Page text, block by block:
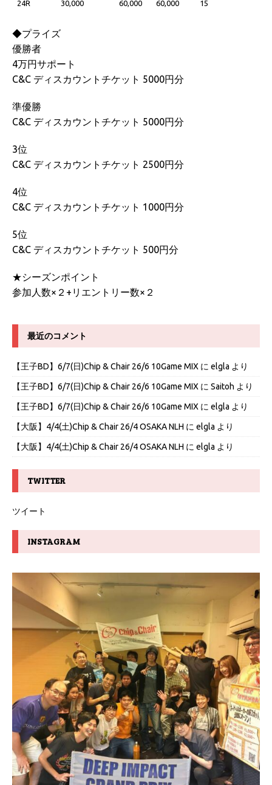
24R 30,000 60,000 60,000 15
◆プライズ
優勝者
4万円サポート
C&C ディスカウントチケット 5000円分
準優勝
C&C ディスカウントチケット 5000円分
3位
C&C ディスカウントチケット 2500円分
4位
C&C ディスカウントチケット 1000円分
5位
C&C ディスカウントチケット 500円分
★シーズンポイント
参加人数×２+リエントリー数×２
最近のコメント
【王子BD】6/7(日)Chip & Chair 26/6 10Game MIX に elgla より
【王子BD】6/7(日)Chip & Chair 26/6 10Game MIX に Saitoh より
【王子BD】6/7(日)Chip & Chair 26/6 10Game MIX に elgla より
【大阪】4/4(土)Chip & Chair 26/4 OSAKA NLH に elgla より
【大阪】4/4(土)Chip & Chair 26/4 OSAKA NLH に elgla より
TWITTER
ツイート
INSTAGRAM